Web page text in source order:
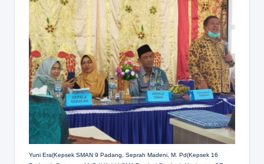
Yuni Era(Kepsek SMAN 9 Padang, Seprah Madeni, M. Pd(Kepsek 16